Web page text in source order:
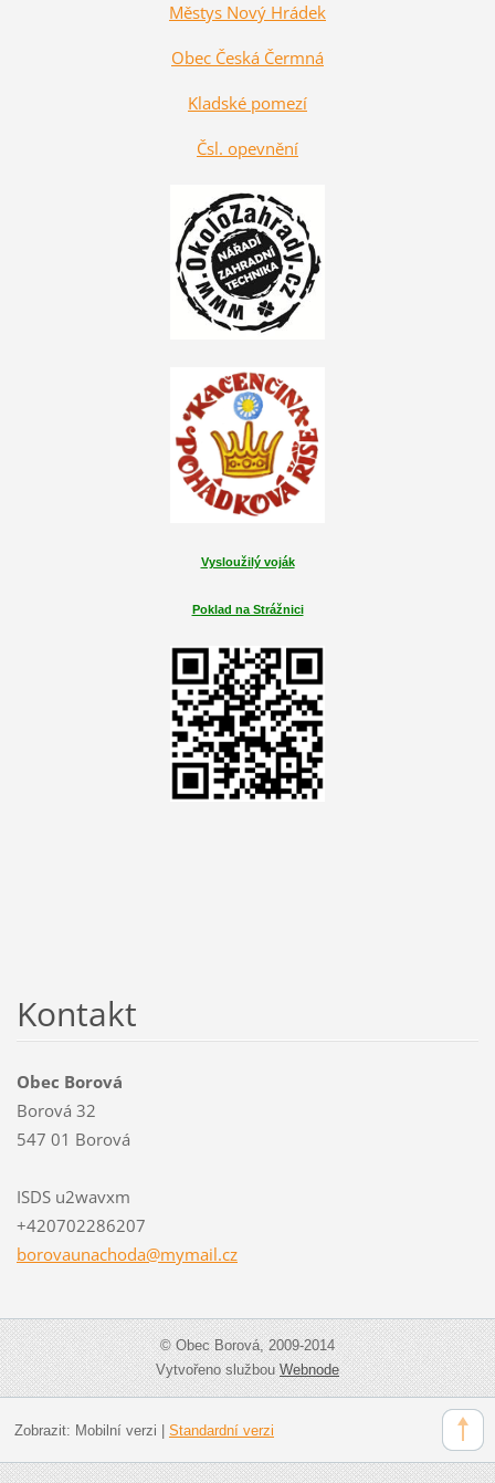
Městys Nový Hrádek
Obec Česká Čermná
Kladské pomezí
Čsl. opevnění
Vysloužilý voják
Poklad na Strážnici
Kontakt
Obec Borová
Borová 32
547 01 Borová
ISDS u2wavxm
+420702286207
borovaunachoda@mymail.cz
© Obec Borová, 2009-2014
Vytvořeno službouWebnode
Zobrazit: Mobilní verzi Standardní verzi